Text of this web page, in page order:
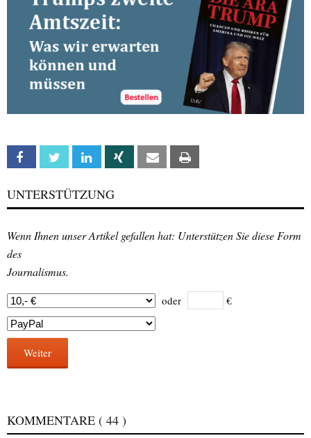
Facebook Twitter Linkedin Xing Email
UNTERSTÜTZUNG
Wenn Ihnen unser Artikel gefallen hat: Unterstützen Sie diese Form
des
Journalismus.
oder €
Weiter
KOMMENTARE ( 44 )